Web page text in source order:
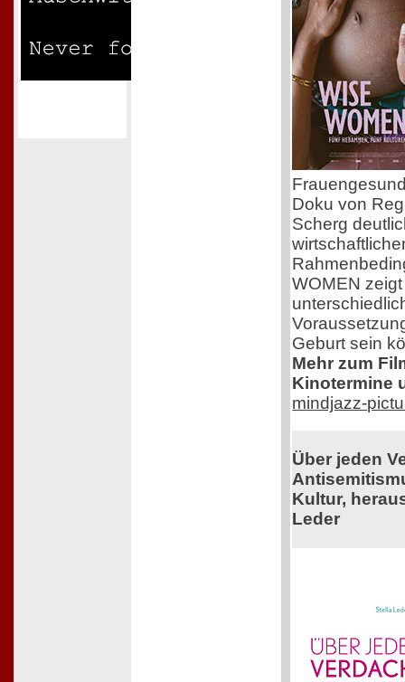
Doku von
Scherg
WOMEN
Geburt sein
Mehr zum
Kinotermine
mindjazz-
Über jeden
Kultur,
Leder